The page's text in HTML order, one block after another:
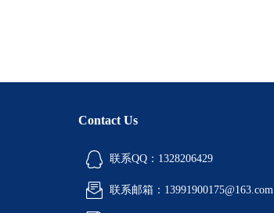
Contact Us
联系QQ：1328206429
联系邮箱：13991900175@163.com